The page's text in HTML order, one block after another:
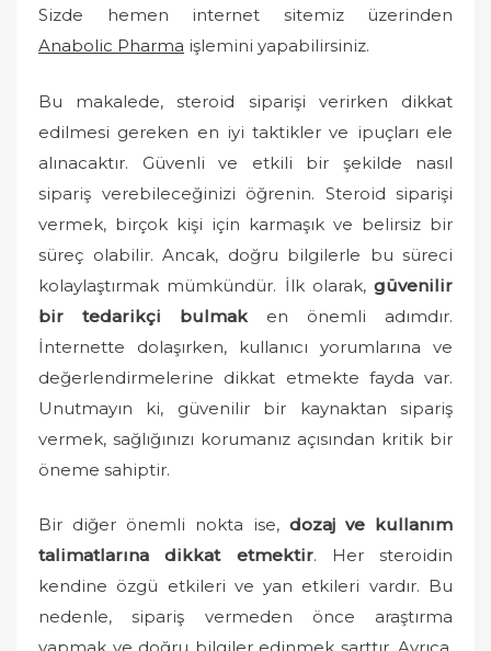
t
e
o
Sizde hemen internet sitemiz üzerinden
Anabolic Pharma işlemini yapabilirsiniz.
Bu makalede, steroid siparişi verirken dikkat
edilmesi gereken en iyi taktikler ve ipuçları ele
alınacaktır. Güvenli ve etkili bir şekilde nasıl
sipariş verebileceğinizi öğrenin. Steroid siparişi
vermek, birçok kişi için karmaşık ve belirsiz bir
süreç olabilir. Ancak, doğru bilgilerle bu süreci
kolaylaştırmak mümkündür. İlk olarak, güvenilir
bir tedarikçi bulmak en önemli adımdır.
İnternette dolaşırken, kullanıcı yorumlarına ve
değerlendirmelerine dikkat etmekte fayda var.
Unutmayın ki, güvenilir bir kaynaktan sipariş
vermek, sağlığınızı korumanız açısından kritik bir
öneme sahiptir.
Bir diğer önemli nokta ise, dozaj ve kullanım
talimatlarına dikkat etmektir. Her steroidin
kendine özgü etkileri ve yan etkileri vardır. Bu
nedenle, sipariş vermeden önce araştırma